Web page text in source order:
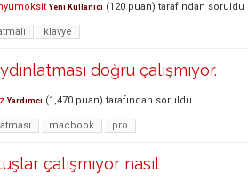
Yeni Kullanıcı (120 puan) tarafından soruldu
klavye
doğru çalışmıyor.
Yardımcı (1,470 puan) tarafından soruldu
macbook pro
çalışmıyor nasıl